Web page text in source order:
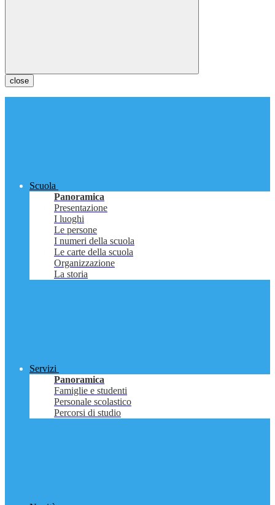
close
Scuola
Panoramica
Presentazione
I luoghi
Le persone
I numeri della scuola
Le carte della scuola
Organizzazione
La storia
Servizi
Panoramica
Famiglie e studenti
Personale scolastico
Percorsi di studio